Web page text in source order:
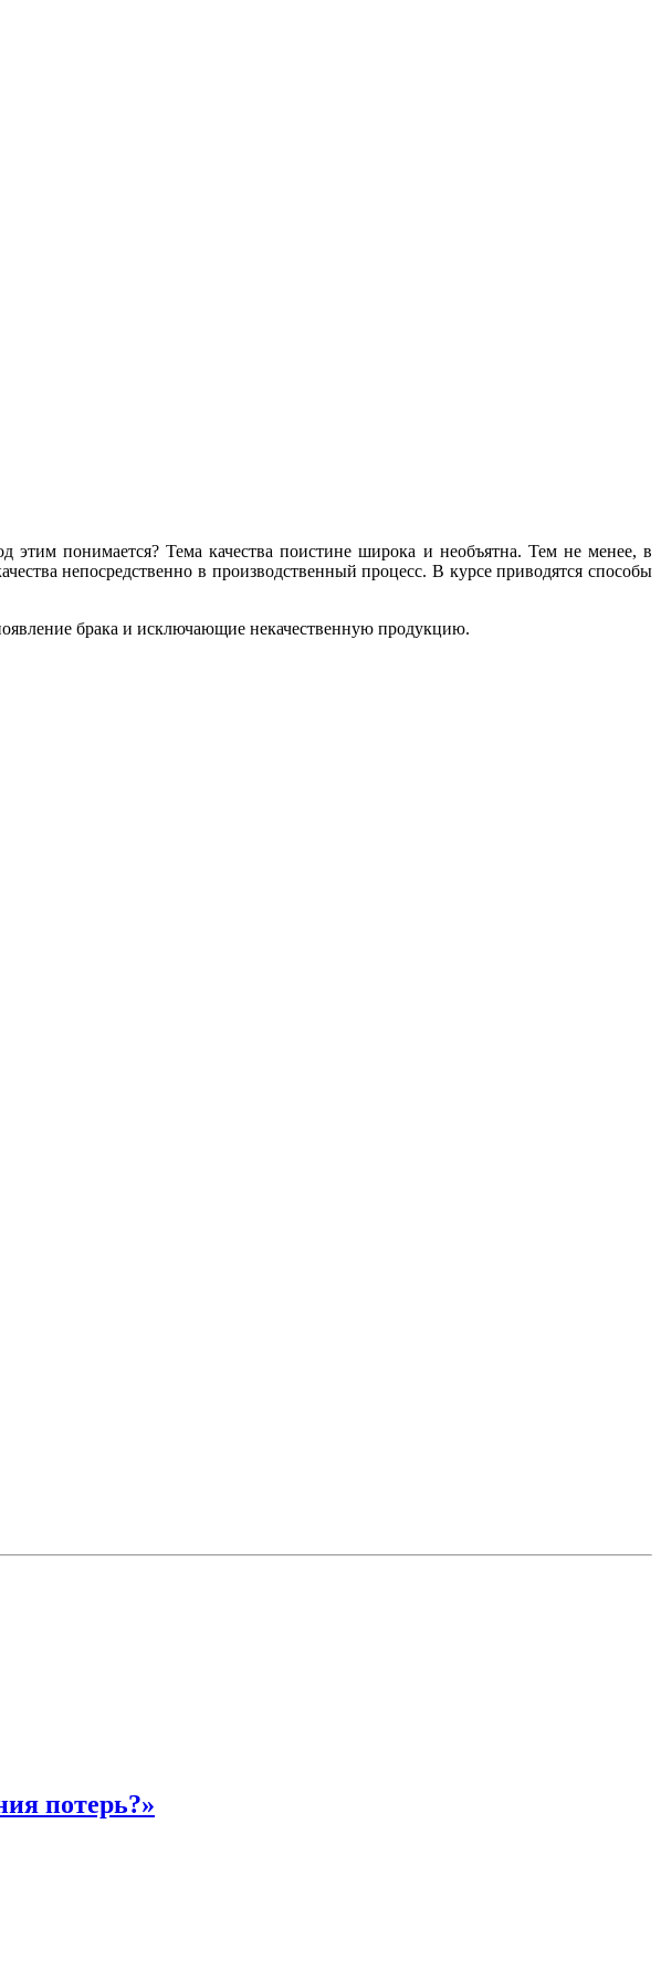
этим понимается? Тема качества поистине широка и необъятна. Тем не менее, в
непосредственно в производственный процесс. В курсе приводятся способы
брака и исключающие некачественную продукцию.
потерь?»